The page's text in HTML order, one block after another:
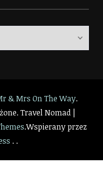
& Mrs On The Way.
Travel Nomad |
.Wspierany przez
. .